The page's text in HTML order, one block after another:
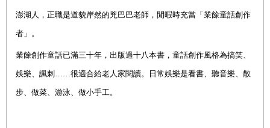
澎湖人，正職是道貌岸然的兇巴巴老師，閒暇時充當「業餘童話創作
者」。
業餘創作童話已滿三十年，出版過十八本書，童話創作風格為搞笑、
娛樂、諷刺……很適合給老人家閱讀。日常娛樂是看書、聽音樂、散
步、做菜、游泳、做小手工。